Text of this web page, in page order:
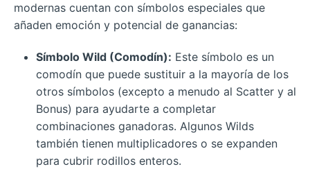
modernas cuentan con símbolos especiales que
añaden emoción y potencial de ganancias:
Símbolo Wild (Comodín): Este símbolo es un
comodín que puede sustituir a la mayoría de los
otros símbolos (excepto a menudo al Scatter y al
Bonus) para ayudarte a completar
combinaciones ganadoras. Algunos Wilds
también tienen multiplicadores o se expanden
para cubrir rodillos enteros.